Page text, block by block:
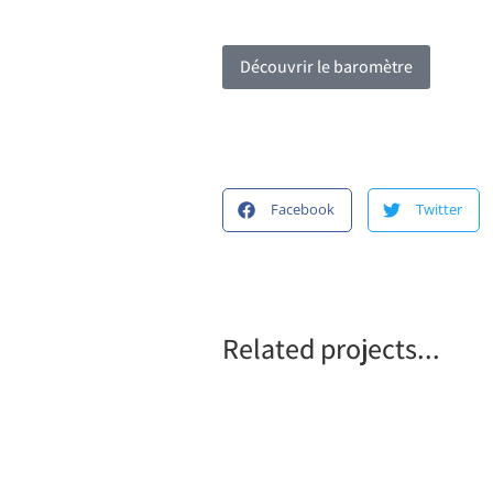
Découvrir le baromètre
Facebook Twitter
Related projects...